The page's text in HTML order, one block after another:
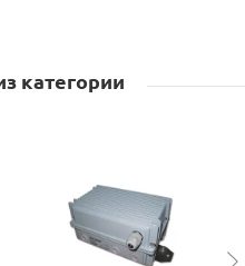
категории